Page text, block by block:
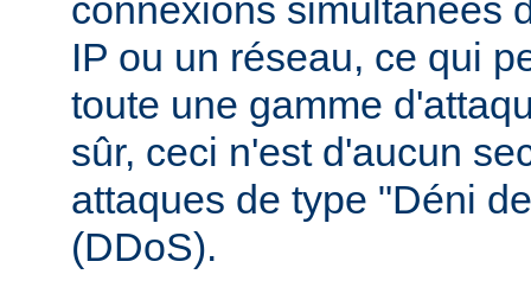
connexions simultanées
IP ou un réseau, ce qui
toute une gamme
sûr, ceci n'est d'aucun
attaques de type "Déni
(DDoS).